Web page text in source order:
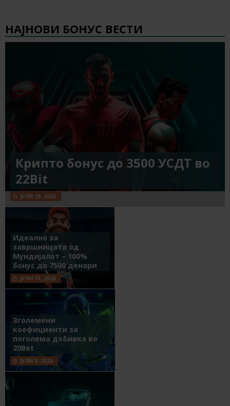
НАЈНОВИ БОНУС ВЕСТИ
Крипто бонус до 3500 УСДТ во
22Bit
ЈУЛИ 29, 2026
Идеално за
завршницата од
Мундијалот – 100%
бонус до 7500 денари
ЈУЛИ 15, 2026
Зголемени
коефициенти за
поголема добивка во
20Bet
ЈУЛИ 8, 2026